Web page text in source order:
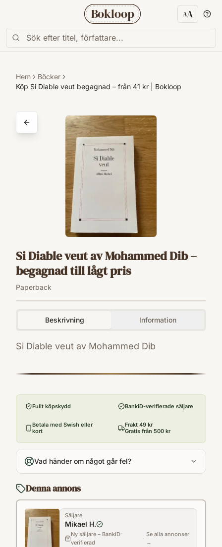
Bokloop AA
Hem
Böcker
Köp Si Diable veut begagnad – från 41 kr | Bokloop
Si Diable veut av Mohammed Dib –
begagnad till lågt pris
Paperback
Beskrivning Information
Si Diable veut av Mohammed Dib
9782226095671
Paperback
Fullt köpskydd BankID-verifierade säljare
Betala med Swish eller
kort
Frakt 49 kr
Gratis från 500 kr
Vad händer om något går fel?
Denna annons
Säljare
Mikael H.
Ny säljare – BankID-
verifierad
·
Se alla annonser
→